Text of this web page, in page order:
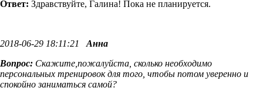
Ответ: Здравствуйте, Галина! Пока не планируется.
2018-06-29 18:11:21 Анна
Вопрос: Скажите,пожалуйста, сколько необходимо
персональных тренировок для того, чтобы потом уверенно и
спокойно заниматься самой?